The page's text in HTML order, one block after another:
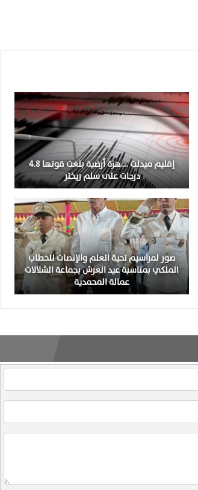
إقليم ميدلت ….هزة أرضية بلغت قوتها 4.8
درجات على سلم ريختر
صور لمراسيم تحية العلم والإنصات للخطاب
الملكي بمناسبة عيد العرش بجماعة الشلالات
عمالة المحمدية